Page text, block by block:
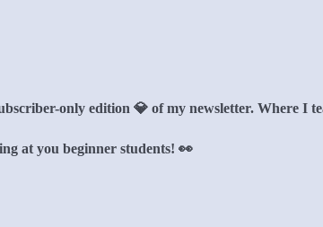
only edition 💎 of my newsletter. Where I
at you beginner students! 👀